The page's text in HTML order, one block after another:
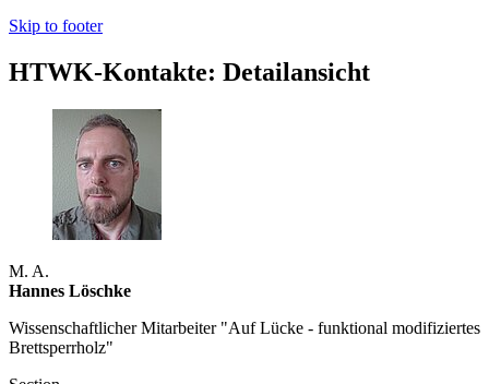
Skip to footer
HTWK-Kontakte: Detailansicht
M. A.
Hannes Löschke
Wissenschaftlicher Mitarbeiter "Auf Lücke - funktional modifiziertes
Brettsperrholz"